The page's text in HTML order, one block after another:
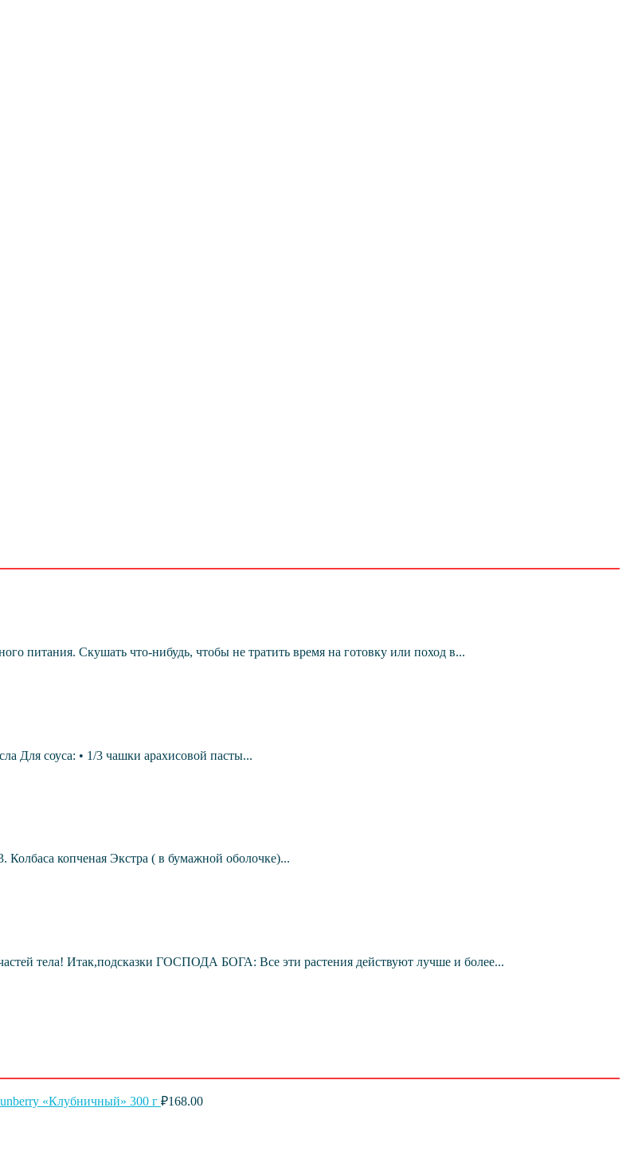
питания. Скушать что-нибудь, чтобы не тратить время на готовку или поход в...
Для соуса: • 1/3 чашки арахисовой пасты...
Колбаса копченая Экстра ( в бумажной оболочке)...
тела! Итак,подсказки ГОСПОДА БОГА: Все эти растения действуют лучше и более...
«Клубничный» 300 г ₽168.00